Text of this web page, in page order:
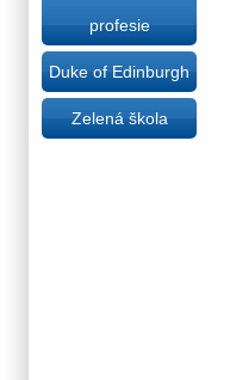
profesie
Duke of Edinburgh
Zelená škola